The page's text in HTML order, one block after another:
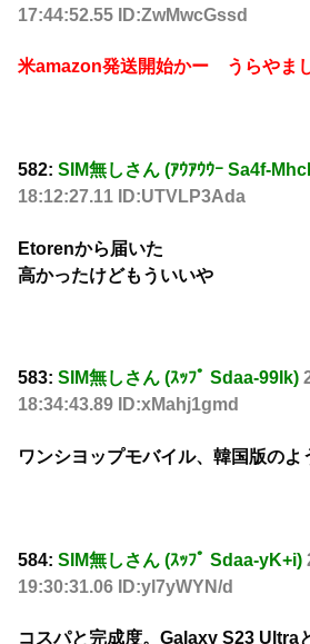
17:44:52.55 ID:ZwMwcGssd
米amazon発送開始かー うらやまし
582: SIM無しさん (ｱｳｱｳｳｰ Sa4f-
18:12:27.11 ID:UTVLP3Ada
Etorenから届いた
高かったけどもういいや
583: SIM無しさん (ｽｯﾌﾟ Sdaa-99Ik)
18:34:43.89 ID:xMahj1gmd
ワンシヨップモバイル、韓国版のよ
584: SIM無しさん (ｽｯﾌﾟ Sdaa-yK+i)
19:30:31.06 ID:yl7yWYN/d
コスパと完成度。Galaxy S23 Ultra